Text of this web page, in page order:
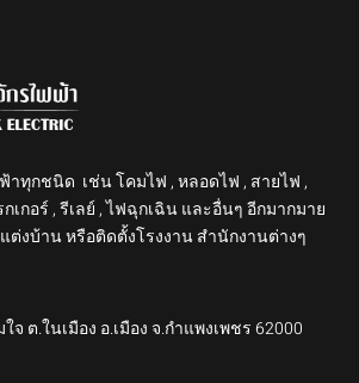
ทุกชนิด เช่น โคมไฟ , หลอดไฟ , สายไฟ ,
เกอร์ , รีเลย์ , ไฟฉุกเฉิน และอื่นๆ อีกมากมาย
ต่งบ้าน หรือติดตั้งโรงงาน สำนักงานต่างๆ
จ ต.ในเมือง อ.เมือง จ.กำแพงเพชร 62000